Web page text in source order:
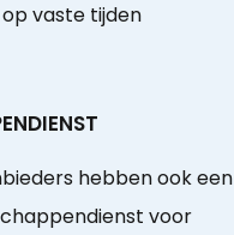
vaste tijden
hebben ook een
voor